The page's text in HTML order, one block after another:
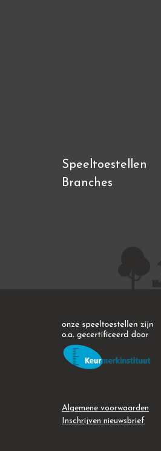
Speeltoestellen
Branches
Algemene voorwaarden
Inschrijven nieuwsbrief